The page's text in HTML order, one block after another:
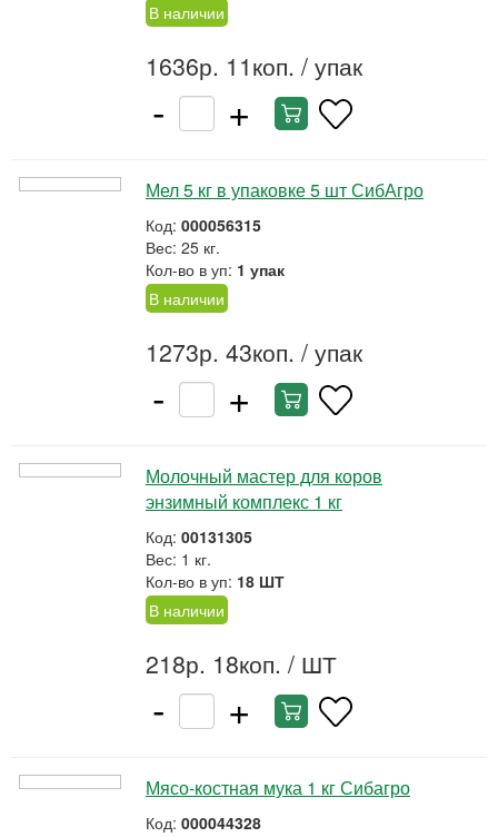
В наличии
1636р. 11коп. / упак
- +
Мел 5 кг в упаковке 5 шт СибАгро
Код: 000056315
Вес: 25 кг.
Кол-во в уп: 1 упак
В наличии
1273р. 43коп. / упак
- +
Молочный мастер для коров
энзимный комплекс 1 кг
Код: 00131305
Вес: 1 кг.
Кол-во в уп: 18 ШТ
В наличии
218р. 18коп. / ШТ
- +
Мясо-костная мука 1 кг Сибагро
Код: 000044328